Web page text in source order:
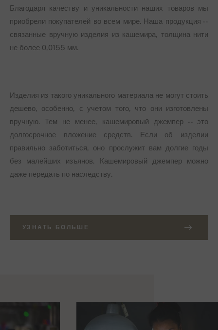
Благодаря качеству и уникальности наших товаров мы
приобрели покупателей во всем мире. Наша продукция --
связанные вручную изделия из кашемира, толщина нити
не более 0,0155 мм.
Изделия из такого уникального материала не могут стоить
дешево, особенно, с учетом того, что они изготовлены
вручную. Тем не менее, кашемировый джемпер -- это
долгосрочное вложение средств. Если об изделии
правильно заботиться, оно прослужит вам долгие годы
без малейших изъянов. Кашемировый джемпер можно
даже передать по наследству.
УЗНАТЬ БОЛЬШЕ